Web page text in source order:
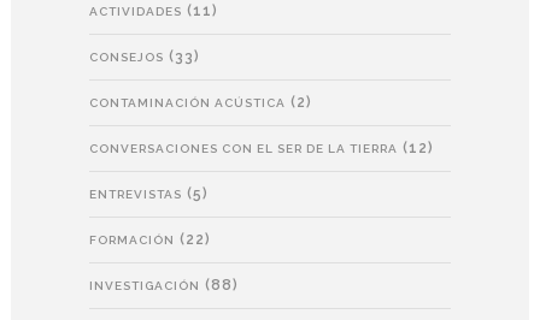
ACTIVIDADES (11)
CONSEJOS (33)
CONTAMINACIÓN ACÚSTICA (2)
CONVERSACIONES CON EL SER DE LA TIERRA (12)
ENTREVISTAS (5)
FORMACIÓN (22)
INVESTIGACIÓN (88)